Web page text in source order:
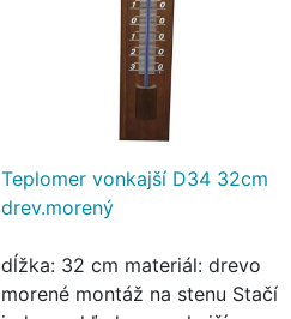
Teplomer vonkajší D34 32cm
drev.morený
dĺžka: 32 cm materiál: drevo
morené montáž na stenu Stačí